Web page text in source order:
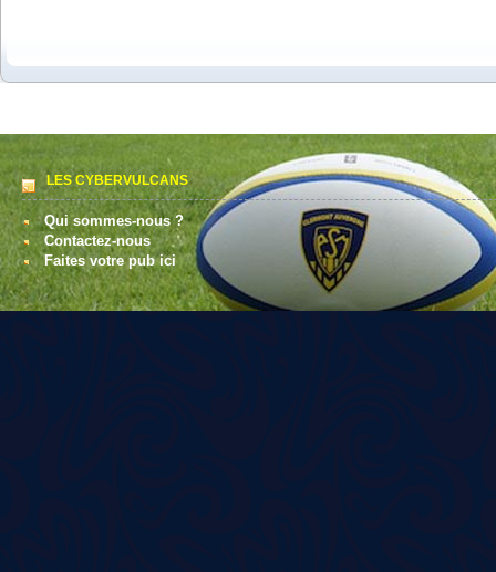
LES CYBERVULCANS
Qui sommes-nous ?
Contactez-nous
Faites votre pub ici